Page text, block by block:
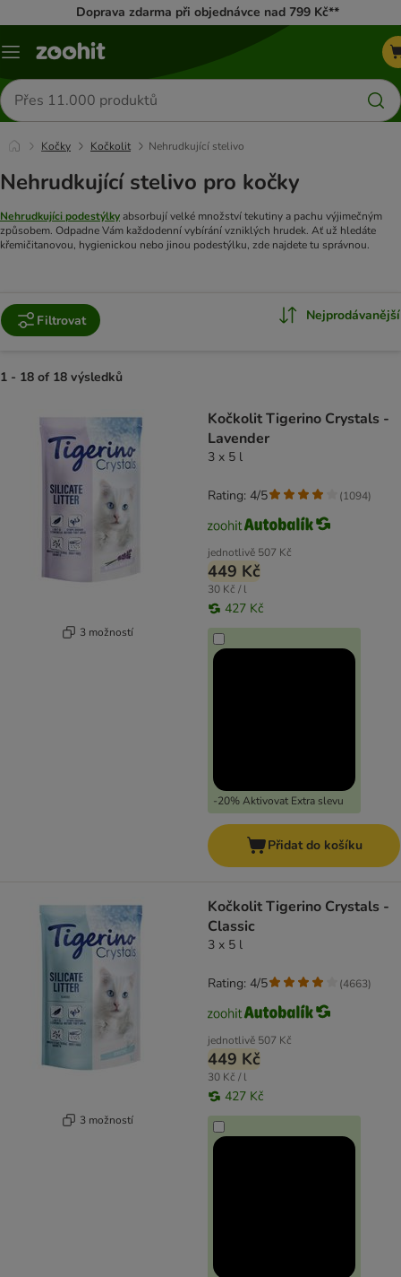
Doprava zdarma při objednávce nad 799 Kč**
Menu
Hledat
produkty
Kočky Kočkolit Nehrudkující stelivo
Nehrudkující stelivo pro kočky
Nehrudkujíci podestýlkyabsorbují velké množství tekutiny a pachu výjimečným
způsobem. Odpadne Vám každodenní vybírání vzniklých hrudek. Ať už hledáte
křemičitanovou, hygienickou nebo jinou podestýlku, zde najdete tu správnou.
Filtrovat Nejprodávanější
1 - 18 of 18 výsledků
3 možností
Kočkolit Tigerino Crystals -
Lavender
3 x 5 l
jednotlivě 507 Kč
449 Kč
30 Kč / l
427 Kč
-20% Aktivovat Extra slevu
Rating: 4/5 (1094)
Přidat do košíku
3 možností
Kočkolit Tigerino Crystals -
Classic
3 x 5 l
jednotlivě 507 Kč
449 Kč
30 Kč / l
427 Kč
Rating: 4/5 (4663)